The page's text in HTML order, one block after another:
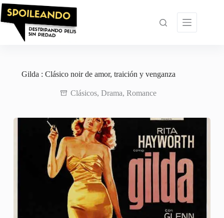
Saltar
al
contenido
Gilda : Clásico noir de amor, traición y venganza
Clásicos,Drama,Romance